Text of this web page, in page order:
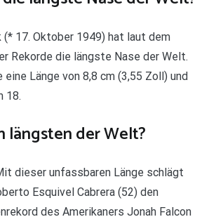
(* 17. Oktober 1949) hat laut dem
Rekorde die längste Nase der Welt.
Länge von 8,8 cm (3,55 Zoll) und
18.
längsten der Welt?
dieser unfassbaren Länge schlägt
Esquivel Cabrera (52) den
des Amerikaners Jonah Falcon